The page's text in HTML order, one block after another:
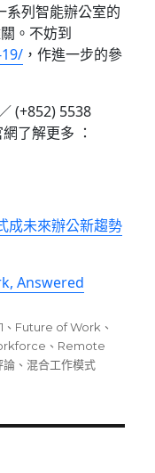
列智能辦公室的
。不妨到
，作進一步的參
(+852) 5538
了解更多 ：
成未來辦公新趨勢
Answered
、 Future of Work 、
、 Remote
論 、混合工作模式